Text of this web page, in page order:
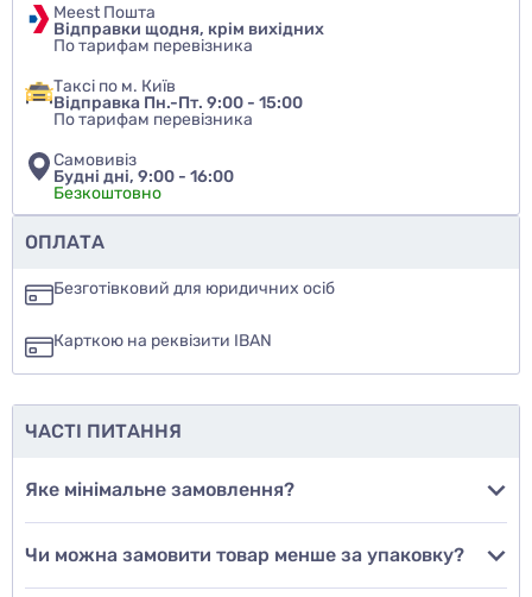
Чи рекомендуєте ви цей товар
так
ще не знаю
Додати відгук
Meest Пошта
Відправки щодня, крім вихідних
По тарифам перевізника
Таксі по м. Київ
Відправка Пн.-Пт. 9:00 - 15:00
По тарифам перевізника
Самовивіз
Будні дні, 9:00 - 16:00
Безкоштовно
ОПЛАТА
Безготівковий для юридичних осіб
Карткою на реквізити IBAN
ЧАСТІ ПИТАННЯ
Яке мінімальне замовлення?
Чи можна замовити товар менше за упаковку?